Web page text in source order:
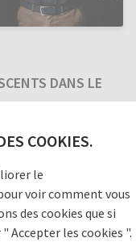
COOKIES.
le
voir comment vous
des cookies que si
Accepter les cookies ".
DANS LE
Karlsruhe enfants et
le besoin
Le but de ARCHE
chances à ces jeunes